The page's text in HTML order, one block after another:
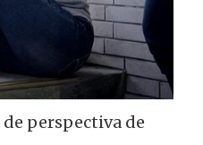
perspectiva de